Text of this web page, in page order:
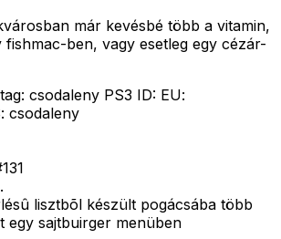
már kevésbé több a vitamin,
fishmac-ben, vagy esetleg egy cézár-
csodaleny PS3 ID: EU:
csodaleny
131
lisztbõl készült pogácsába több
egy sajtbuirger menüben